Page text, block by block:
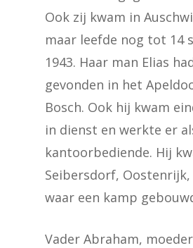
Ook zij kwam in
maar leefde nog tot 14
1943. Haar man Elias
gevonden in het
Bosch. Ook hij kwam
in dienst en werkte er
kantoorbediende. Hij
Seibersdorf,
waar een kamp
Vader Abraham,